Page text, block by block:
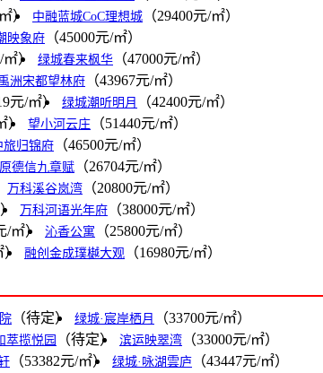
） 中融蓝城CoC理想城 （29400元/㎡）
映象府 （45000元/㎡）
） 绿城春来枫华 （47000元/㎡）
洲宋都望林府 （43967元/㎡）
元/㎡） 绿城潮听明月 （42400元/㎡）
） 望小河云庄 （51440元/㎡）
旅归锦府 （46500元/㎡）
德信九章赋 （26704元/㎡）
万科溪谷岚湾 （20800元/㎡）
万科河语光年府 （38000元/㎡）
/㎡） 沁香公寓 （25800元/㎡）
融创金成璞樾大观 （16980元/㎡）
（待定） 绿城·宸岸栖月 （33700元/㎡）
萃揽悦园 （待定） 滨运映翠湾 （33000元/㎡）
（53382元/㎡） 绿城·咏湖雲庐 （43447元/㎡）